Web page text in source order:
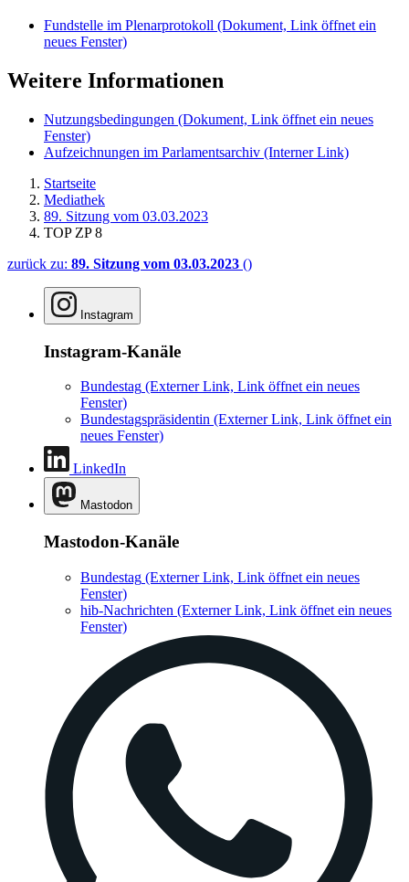
Fundstelle im Plenarprotokoll (Dokument, Link öffnet ein
neues Fenster)
Weitere Informationen
Nutzungsbedingungen (Dokument, Link öffnet ein neues
Fenster)
Aufzeichnungen im Parlamentsarchiv (Interner Link)
Startseite
Mediathek
89. Sitzung vom 03.03.2023
TOP ZP 8
zurück zu: 89. Sitzung vom 03.03.2023 ()
Instagram
Instagram-Kanäle
Bundestag (Externer Link, Link öffnet ein neues
Fenster)
Bundestagspräsidentin (Externer Link, Link öffnet ein
neues Fenster)
LinkedIn
Mastodon
Mastodon-Kanäle
Bundestag (Externer Link, Link öffnet ein neues
Fenster)
hib-Nachrichten (Externer Link, Link öffnet ein neues
Fenster)